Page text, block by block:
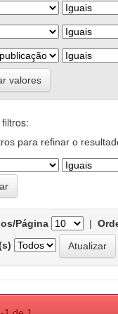
valores
para refinar o
Página |